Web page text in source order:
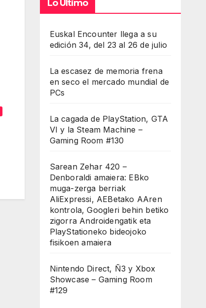
Lo Último
Euskal Encounter llega a su
edición 34, del 23 al 26 de julio
La escasez de memoria frena
en seco el mercado mundial de
PCs
La cagada de PlayStation, GTA
VI y la Steam Machine –
Gaming Room #130
Sarean Zehar 420 –
Denboraldi amaiera: EBko
muga-zerga berriak
AliExpressi, AEBetako AAren
kontrola, Googleri behin betiko
zigorra Androidengatik eta
PlayStationeko bideojoko
fisikoen amaiera
Nintendo Direct, Ñ3 y Xbox
Showcase – Gaming Room
#129